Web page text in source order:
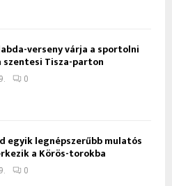
verseny várja a sportolni
szentesi Tisza-parton
0
egyik legnépszerűbb mulatós
a Körös-torokba
0